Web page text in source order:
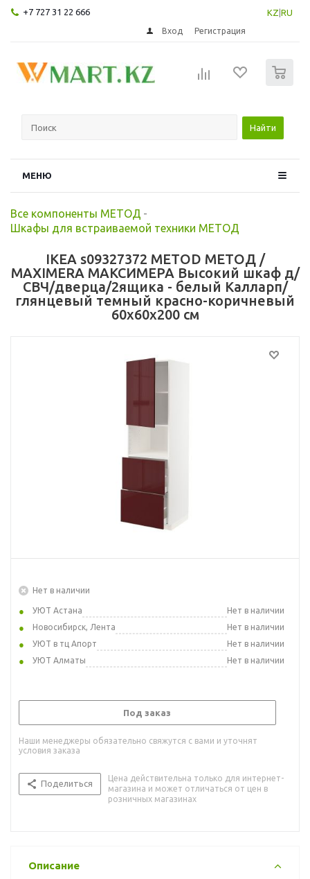
+7 727 31 22 666 KZ RU
Вход Регистрация
Найти
МЕНЮ
Все компоненты МЕТОД -
Шкафы для встраиваемой техники МЕТОД
IKEA s09327372 METOD МЕТОД /
MAXIMERA МАКСИМЕРА Высокий шкаф д/
СВЧ/дверца/2ящика - белый Калларп/
глянцевый темный красно-коричневый
60x60x200 см
Нет в наличии
УЮТ Астана
Нет в наличии
Новосибирск, Лента
Нет в наличии
УЮТ в тц Апорт
Нет в наличии
УЮТ Алматы
Нет в наличии
Под заказ
Наши менеджеры обязательно свяжутся с вами и уточнят
условия заказа
Поделиться
Цена действительна только для интернет-
магазина и может отличаться от цен в
розничных магазинах
Описание